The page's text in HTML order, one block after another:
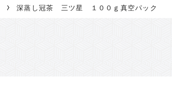
深蒸し冠茶 三ツ星 １００ｇ真空パック